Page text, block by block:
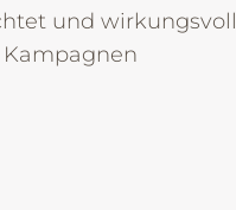
und wirkungsvoll